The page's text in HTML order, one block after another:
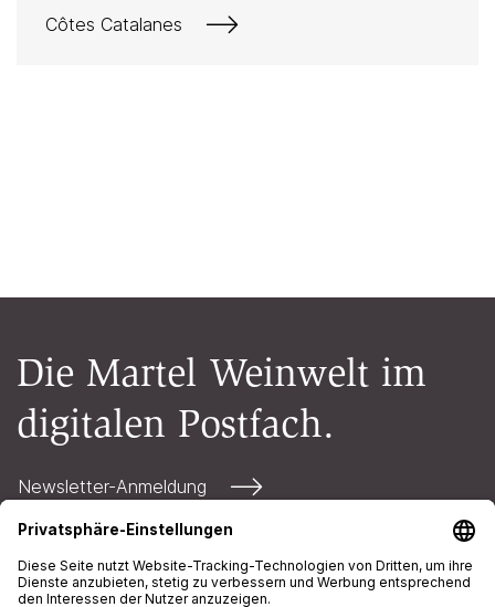
Côtes Catalanes
Die Martel Weinwelt im
digitalen Postfach.
Newsletter-Anmeldung
Kontakt